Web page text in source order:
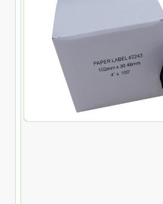
Taśma zamiennik DK22.243